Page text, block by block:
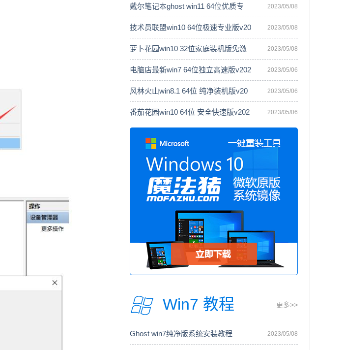
戴尔笔记本ghost win11 64位优质专 2023/05/08
技术员联盟win10 64位极速专业版v20 2023/05/08
萝卜花园win10 32位家庭装机版免激 2023/05/08
电脑店最新win7 64位独立高速版v202 2023/05/06
风林火山win8.1 64位 纯净装机版v20 2023/05/06
番茄花园win10 64位 安全快速版v202 2023/05/06
Win7 教程 更多>>
Ghost win7纯净版系统安装教程 2023/05/08